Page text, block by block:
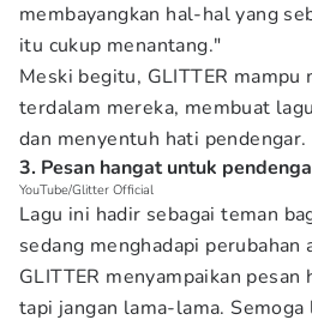
membayangkan hal-hal yang
itu cukup menantang."
Meski begitu, GLITTER mampu
terdalam mereka, membuat
dan menyentuh hati pendengar.
3. Pesan hangat untuk
YouTube/Glitter Official
Lagu ini hadir sebagai teman
sedang menghadapi perubahan
GLITTER menyampaikan pesan
tapi jangan lama-lama.